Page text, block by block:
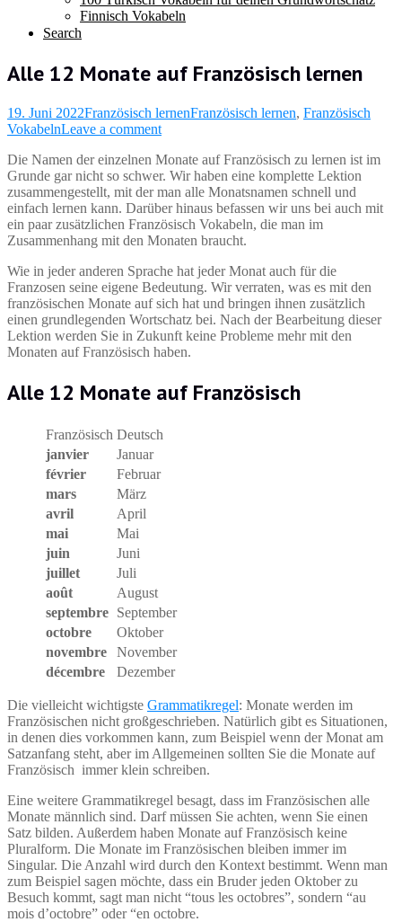
Finnisch Vokabeln
Search
Alle 12 Monate auf Französisch lernen
19. Juni 2022Französisch lernenFranzösisch lernen, Französisch
VokabelnLeave a comment
Die Namen der einzelnen Monate auf Französisch zu lernen ist im
Grunde gar nicht so schwer. Wir haben eine komplette Lektion
zusammengestellt, mit der man alle Monatsnamen schnell und
einfach lernen kann. Darüber hinaus befassen wir uns bei auch mit
ein paar zusätzlichen Französisch Vokabeln, die man im
Zusammenhang mit den Monaten braucht.
Wie in jeder anderen Sprache hat jeder Monat auch für die
Franzosen seine eigene Bedeutung. Wir verraten, was es mit den
französischen Monate auf sich hat und bringen ihnen zusätzlich
einen grundlegenden Wortschatz bei. Nach der Bearbeitung dieser
Lektion werden Sie in Zukunft keine Probleme mehr mit den
Monaten auf Französisch haben.
Alle 12 Monate auf Französisch
Französisch Deutsch
janvier
Januar
février
Februar
mars
März
avril
April
mai
Mai
juin
Juni
juillet
Juli
août
August
septembre September
octobre
Oktober
novembre
November
décembre
Dezember
Die vielleicht wichtigste Grammatikregel: Monate werden im
Französischen nicht großgeschrieben. Natürlich gibt es Situationen,
in denen dies vorkommen kann, zum Beispiel wenn der Monat am
Satzanfang steht, aber im Allgemeinen sollten Sie die Monate auf
Französisch immer klein schreiben.
Eine weitere Grammatikregel besagt, dass im Französischen alle
Monate männlich sind. Darf müssen Sie achten, wenn Sie einen
Satz bilden. Außerdem haben Monate auf Französisch keine
Pluralform. Die Monate im Französischen bleiben immer im
Singular. Die Anzahl wird durch den Kontext bestimmt. Wenn man
zum Beispiel sagen möchte, dass ein Bruder jeden Oktober zu
Besuch kommt, sagt man nicht “tous les octobres”, sondern “au
mois d’octobre” oder “en octobre.